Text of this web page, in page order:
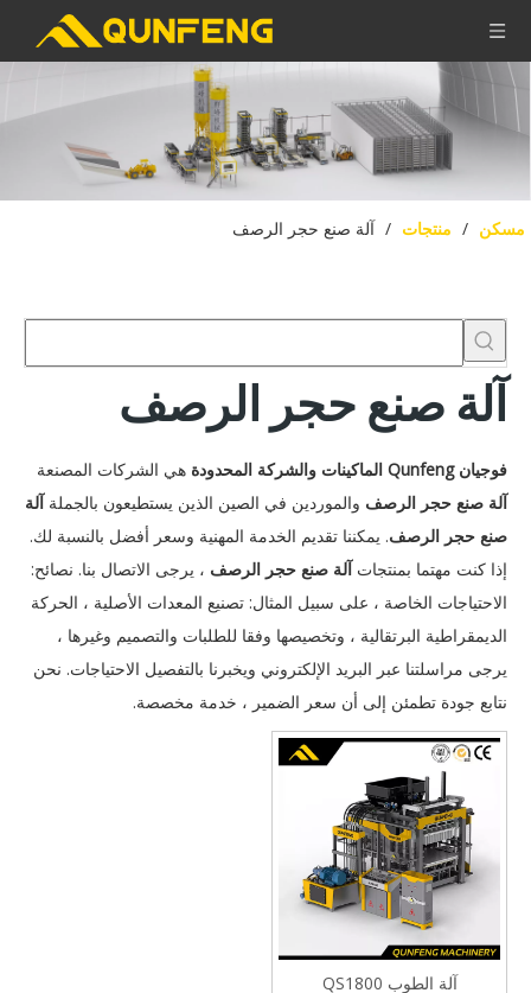
مسكن / منتجات / آلة صنع حجر الرصف
آلة صنع حجر الرصف
فوجيان Qunfeng الماكينات والشركة المحدودة
هي الشركات المصنعة
آلة صنع حجر الرصف والموردين في الصين الذين يستطيعون بالجملةآلة
صنع حجر الرصف. يمكننا تقديم الخدمة المهنية وسعر أفضل بالنسبة لك.
إذا كنت مهتما بمنتجاتآلة صنع حجر الرصف ، يرجى الاتصال بنا. نصائح:
الاحتياجات الخاصة ، على سبيل المثال: تصنيع المعدات الأصلية ، الحركة
الديمقراطية البرتقالية ، وتخصيصها وفقا للطلبات والتصميم وغيرها ،
يرجى مراسلتنا عبر البريد الإلكتروني ويخبرنا بالتفصيل الاحتياجات. نحن
نتابع جودة تطمئن إلى أن سعر الضمير ، خدمة مخصصة.
آلة الطوب QS1800